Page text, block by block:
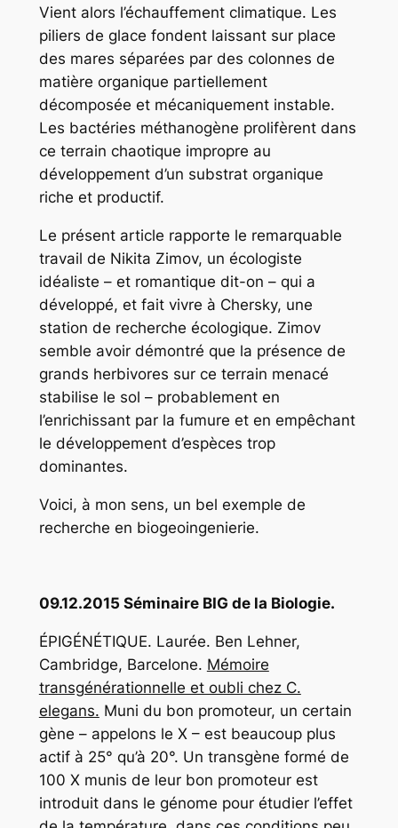
Vient alors l’échauffement climatique. Les
piliers de glace fondent laissant sur place
des mares séparées par des colonnes de
matière organique partiellement
décomposée et mécaniquement instable.
Les bactéries méthanogène prolifèrent dans
ce terrain chaotique impropre au
développement d’un substrat organique
riche et productif.
Le présent article rapporte le remarquable
travail de Nikita Zimov, un écologiste
idéaliste – et romantique dit-on – qui a
développé, et fait vivre à Chersky, une
station de recherche écologique. Zimov
semble avoir démontré que la présence de
grands herbivores sur ce terrain menacé
stabilise le sol – probablement en
l’enrichissant par la fumure et en empêchant
le développement d’espèces trop
dominantes.
Voici, à mon sens, un bel exemple de
recherche en biogeoingenierie.
09.12.2015 Séminaire BIG de la Biologie.
ÉPIGÉNÉTIQUE. Laurée. Ben Lehner,
Cambridge, Barcelone. Mémoire
transgénérationnelle et oubli chez C.
elegans. Muni du bon promoteur, un certain
gène – appelons le X – est beaucoup plus
actif à 25° qu’à 20°. Un transgène formé de
100 X munis de leur bon promoteur est
introduit dans le génome pour étudier l’effet